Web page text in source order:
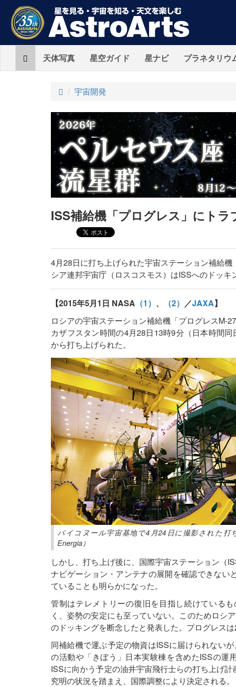
Home天体写真 星空ガイド 星ナビ プラネタリウ
ト
プ
宇宙開発
ISS補給機「プログレス」にト
4月28日に打ち上げられた宇宙ステーション補給
シア連邦宇宙庁（ロスコスモス）はISSへのドッキ
【2015年5月1日 NASA （1） 、 （2） ／JAXA】
ロシアの宇宙ステーション補給機「プログレスM-
カザフスタン時間の4月28日13時9分（日本時間
から打ち上げられた。
バイコヌール宇宙基地で4月24日に撮影された打
Energia）
しかし、打ち上げ後に、国際宇宙ステーション（
ナビゲーション・アンテナの展開を確認できない
ていることも明らかになった。
管制はテレメトリーの復旧を目指し続けている
く、姿勢の安定にも至っていない。このためロシ
のドッキングを断念したと発表した。プログレス
同補給機で運ぶ予定の物資はISSに届けられない
の活動や「きぼう」日本実験棟を含めたISSの運
ISSに向かう予定の油井宇宙飛行士らの打ち上げ
究明の状況を踏まえ、国際調整により決定される。